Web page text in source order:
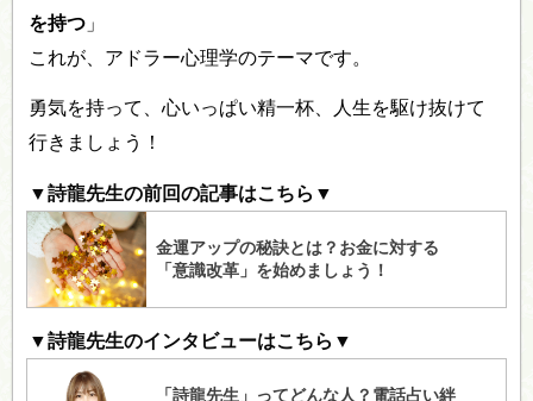
を持つ 」
これが、アドラー心理学のテーマです。
勇気を持って、心いっぱい精一杯、人生を駆け抜けて
行きましょう！
▼詩龍先生の前回の記事はこちら▼
▼詩龍先生のインタビューはこちら▼